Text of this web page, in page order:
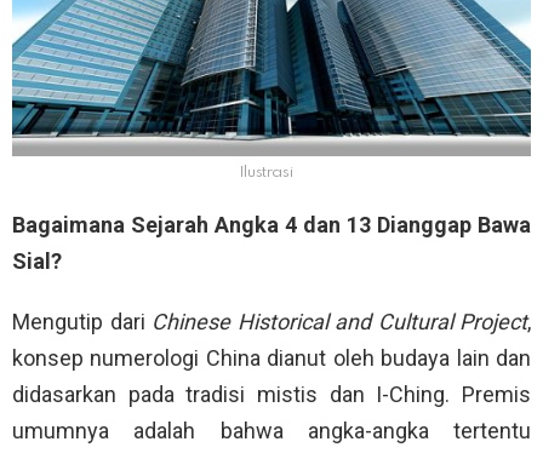
Ilustrasi
Bagaimana Sejarah Angka 4 dan 13 Dianggap Bawa
Sial?
Mengutip dari Chinese Historical and Cultural Project,
konsep numerologi China dianut oleh budaya lain dan
didasarkan pada tradisi mistis dan I-Ching. Premis
umumnya adalah bahwa angka-angka tertentu